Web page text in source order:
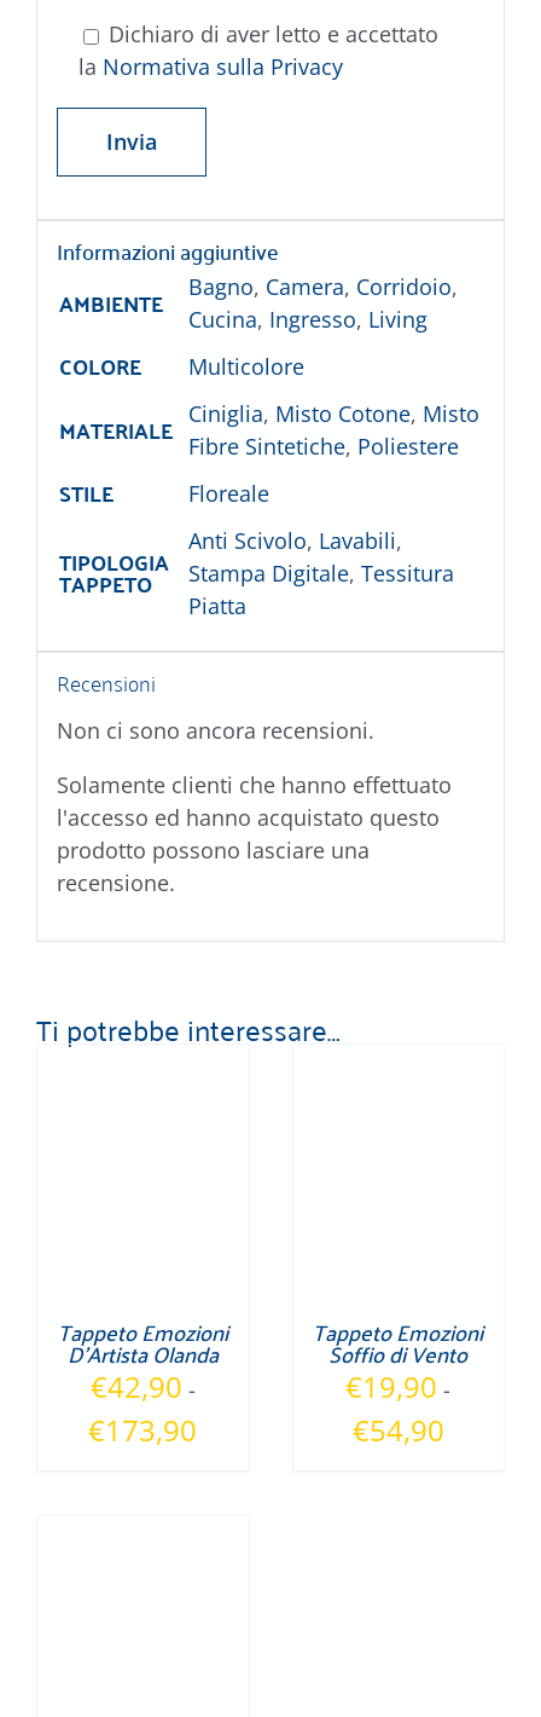
Dichiaro di aver letto e accettato
la Normativa sulla Privacy
Informazioni aggiuntive
AMBIENTE
Bagno, Camera, Corridoio,
Cucina, Ingresso, Living
COLORE Multicolore
MATERIALE Ciniglia, Misto Cotone, Misto
Fibre Sintetiche, Poliestere
STILE Floreale
TIPOLOGIA
TAPPETO
Anti Scivolo, Lavabili,
Stampa Digitale, Tessitura
Piatta
Recensioni
Non ci sono ancora recensioni.
Solamente clienti che hanno effettuato
l'accesso ed hanno acquistato questo
prodotto possono lasciare una
recensione.
Ti potrebbe interessare…
Tappeto Emozioni
D’Artista Olanda
€42,90 -
€173,90
Tappeto Emozioni
Soffio di Vento
€19,90 -
€54,90Fascia